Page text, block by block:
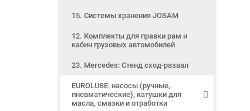
15. Системы хранения JOSAM
12. Комплекты для правки рам и
кабин грузовых автомобилей
23. Mercedes: Стенд сход-развал
EUROLUBE: насосы (ручные,
пневматические), катушки для
масла, смазки и отработки